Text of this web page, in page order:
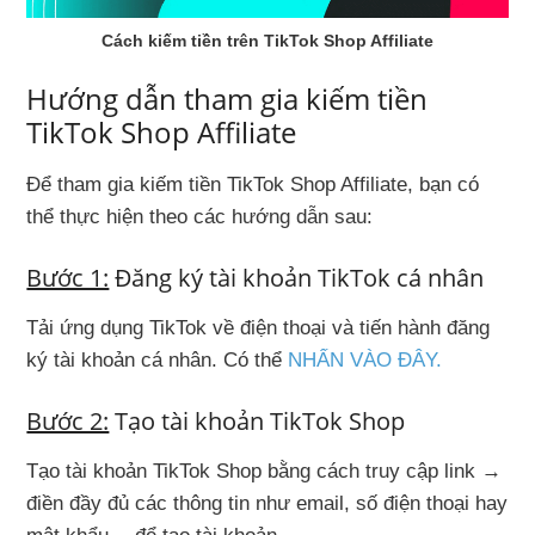
Cách kiếm tiền trên TikTok Shop Affiliate
Hướng dẫn tham gia kiếm tiền
TikTok Shop Affiliate
Để tham gia kiếm tiền TikTok Shop Affiliate, bạn có
thể thực hiện theo các hướng dẫn sau:
Bước 1: Đăng ký tài khoản TikTok cá nhân
Tải ứng dụng TikTok về điện thoại và tiến hành đăng
ký tài khoản cá nhân. Có thể NHẤN VÀO ĐÂY.
Bước 2: Tạo tài khoản TikTok Shop
Tạo tài khoản TikTok Shop bằng cách truy cập link →
điền đầy đủ các thông tin như email, số điện thoại hay